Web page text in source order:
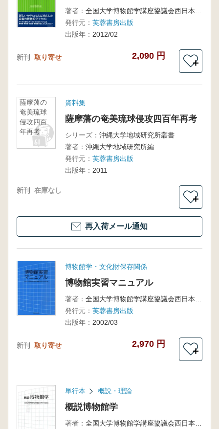
著者：
発行元： 芙蓉書房出版
出版年： 2012/02
新刊 取り寄せ 2,090 円
＋
薩摩藩の
奄美琉球
侵攻四百
年再考
資料集
薩摩藩の奄美琉球侵攻四百年再考
シリーズ： 沖縄大学地域研究所叢書
著者： 沖縄大学地域研究所編
発行元： 芙蓉書房出版
出版年： 2011
新刊 在庫なし
＋
再入荷メール通知
博物館学・文化財保存関係
博物館実習マニュアル
著者：
発行元： 芙蓉書房出版
出版年： 2002/03
新刊 取り寄せ 2,970 円
＋
単行本 概説・理論
概説博物館学
著者：